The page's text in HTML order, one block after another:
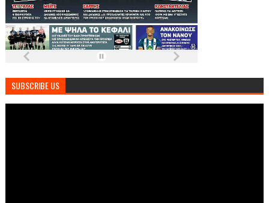
SUBSCRIBE US